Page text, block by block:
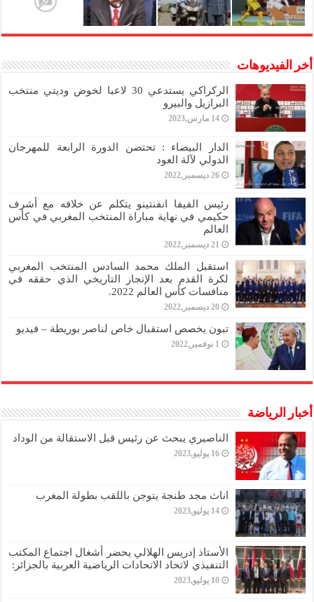
أخر الفيديوهات
الركراكي يستدعي 30 لاعبا لخوض وديتي منتخب
البرازيل والبيرو
14 مارس,2023
الدار البيضاء : تحتضن الدورة الرابعة للمهرجان
الدولي لآلة العود
26 ديسمبر,2022
رئيس الفيفا انفنتينو يتكلم عن خلافه مع أشرف
حكيمي في نهاية مباراة المنتخب المغربي في كأس
العالم
21 ديسمبر,2022
استقبل الملك محمد السادس المنتخب المغربي
لكرة القدم بعد الإنجاز التاريخي الذي حققه في
منافسات كأس العالم 2022.
20 ديسمبر,2022
تبون يخصص استقبال خاص لناصر بوريطة – فيديو
1 نوفمبر,2022
أخبار الرياضة
الناصيري يبحث عن رئيس قبل الاستقالة من الوداد
16 يوليو,2023
اناث مجد طنجة يتوجن باللقب بطولة المغرب
14 يوليو,2023
الأستاذ إدريس الهلالي يحضر أشغال اجتماع المكتب
التنفيذي لاتحاد الاتحادات الرياضية العربية بالجزائر:
10 يوليو,2023